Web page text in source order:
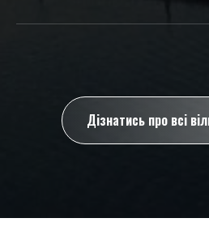
Дізнатись про всі